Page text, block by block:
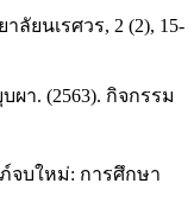
ยนเรศวร, 2 (2), 15-
า. (2563). กิจกรรม
จบใหม่: การศึกษา